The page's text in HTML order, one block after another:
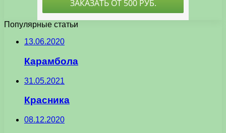
Популярные статьи
13.06.2020
Карамбола
31.05.2021
Красника
08.12.2020